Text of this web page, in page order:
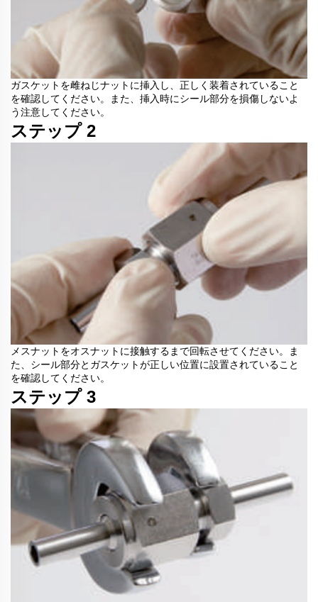
ガスケットを雌ねじナットに挿入し、正しく装着されていること
を確認してください。また、挿入時にシール部分を損傷しないよ
う注意してください。
ステップ 2
メスナットをオスナットに接触するまで回転させてください。ま
た、シール部分とガスケットが正しい位置に設置されていること
を確認してください。
ステップ 3